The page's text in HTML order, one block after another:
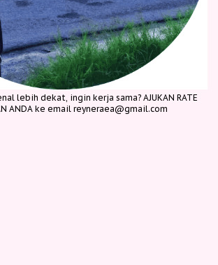
lebih dekat, ingin kerja sama? AJUKAN RATE
ANDA ke email reyneraea@gmail.com